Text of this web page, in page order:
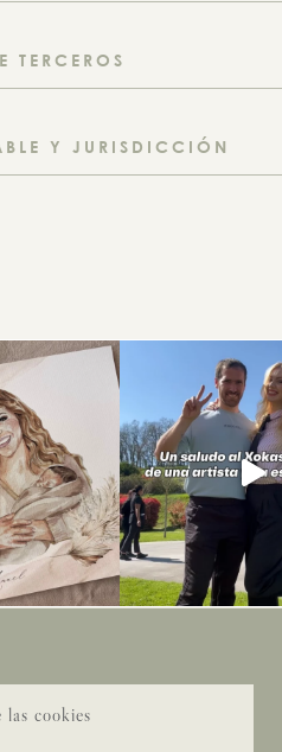
las cookies
TERCEROS
Y JURISDICCIÓN